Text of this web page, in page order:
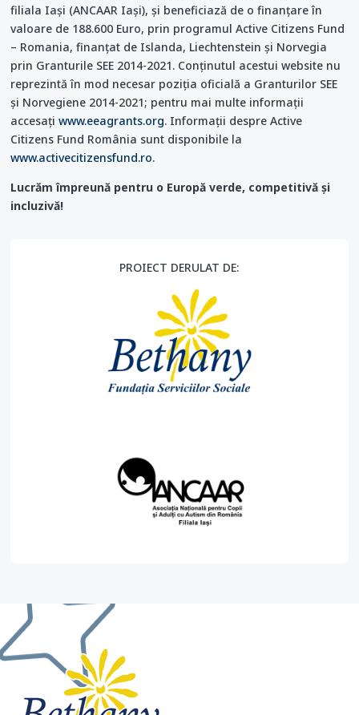
filiala Iași (ANCAAR Iași), și beneficiază de o finanțare în
valoare de 188.600 Euro, prin programul Active Citizens Fund
– Romania, finanțat de Islanda, Liechtenstein și Norvegia
prin Granturile SEE 2014-2021. Conținutul acestui website nu
reprezintă în mod necesar poziția oficială a Granturilor SEE
și Norvegiene 2014-2021; pentru mai multe informații
accesațiwww.eeagrants.org. Informații despre Active
Citizens Fund România sunt disponibile la
www.activecitizensfund.ro.
Lucrăm împreună pentru o Europă verde, competitivă și
incluzivă!
PROIECT DERULAT DE: